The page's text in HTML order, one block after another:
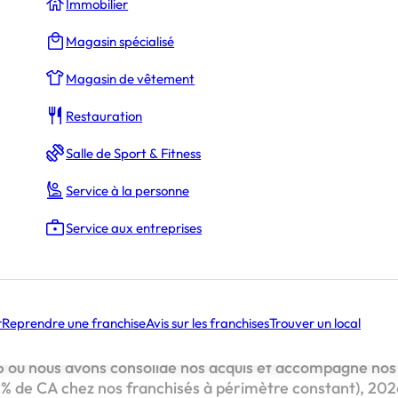
Immobilier
Magasin spécialisé
Magasin de vêtement
Restauration
Salle de Sport & Fitness
Service à la personne
Service aux entreprises
Reprendre une franchiseAvis sur les franchisesTrouver un local
Rimblot
sur mesure et La Petite Pause
La Petite Pause repris :
nous avons consolidé nos acquis et accompagné
de CA chez nos franchisés à périmètre constant),